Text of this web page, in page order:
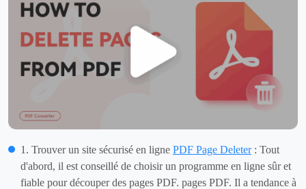
1. Trouver un site sécurisé en ligne PDF Page Deleter: Tout
d'abord, il est conseillé de choisir un programme en ligne sûr et
fiable pour découper des pages PDF. pages PDF. Il a tendance à